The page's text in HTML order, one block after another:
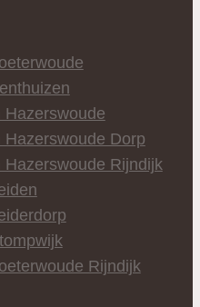
Hazerswoude
Dorp
Rijndijk
Rijndijk